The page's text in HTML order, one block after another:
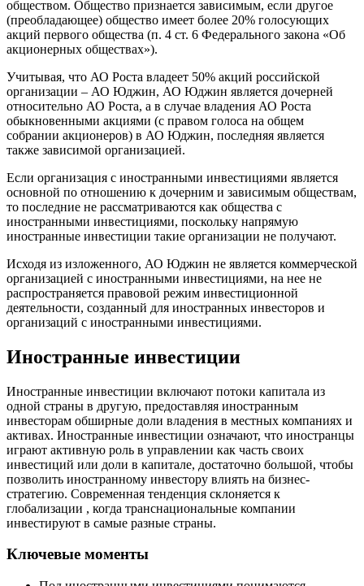
обществом. Общество признается зависимым, если другое
(преобладающее) общество имеет более 20% голосующих
акций первого общества (п. 4 ст. 6 Федерального закона «Об
акционерных обществах»).
Учитывая, что АО Роста владеет 50% акций российской
организации – АО Юджин, АО Юджин является дочерней
относительно АО Роста, а в случае владения АО Роста
обыкновенными акциями (с правом голоса на общем
собрании акционеров) в АО Юджин, последняя является
также зависимой организацией.
Если организация с иностранными инвестициями является
основной по отношению к дочерним и зависимым обществам,
то последние не рассматриваются как общества с
иностранными инвестициями, поскольку напрямую
иностранные инвестиции такие организации не получают.
Исходя из изложенного, АО Юджин не является коммерческой
организацией с иностранными инвестициями, на нее не
распространяется правовой режим инвестиционной
деятельности, созданный для иностранных инвесторов и
организаций с иностранными инвестициями.
Иностранные инвестиции
Иностранные инвестиции включают потоки капитала из
одной страны в другую, предоставляя иностранным
инвесторам обширные доли владения в местных компаниях и
активах. Иностранные инвестиции означают, что иностранцы
играют активную роль в управлении как часть своих
инвестиций или доли в капитале, достаточно большой, чтобы
позволить иностранному инвестору влиять на бизнес-
стратегию. Современная тенденция склоняется к
глобализации , когда транснациональные компании
инвестируют в самые разные страны.
Ключевые моменты